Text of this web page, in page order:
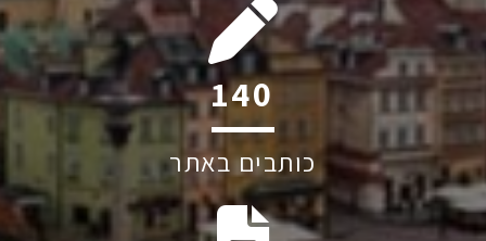
212
כותבים באתר